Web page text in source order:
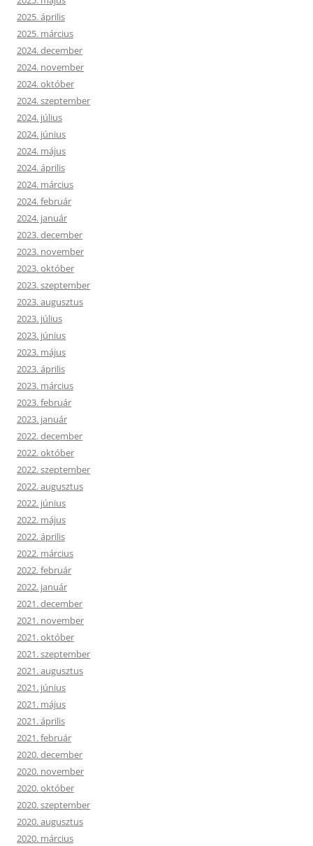
2025. április
2025. március
2024. december
2024. november
2024. október
2024. szeptember
2024. július
2024. június
2024. május
2024. április
2024. március
2024. február
2024. január
2023. december
2023. november
2023. október
2023. szeptember
2023. augusztus
2023. július
2023. június
2023. május
2023. április
2023. március
2023. február
2023. január
2022. december
2022. október
2022. szeptember
2022. augusztus
2022. június
2022. május
2022. április
2022. március
2022. február
2022. január
2021. december
2021. november
2021. október
2021. szeptember
2021. augusztus
2021. június
2021. május
2021. április
2021. február
2020. december
2020. november
2020. október
2020. szeptember
2020. augusztus
2020. március